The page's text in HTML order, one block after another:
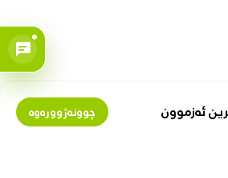
ئەزموون چوونەژوورەوە